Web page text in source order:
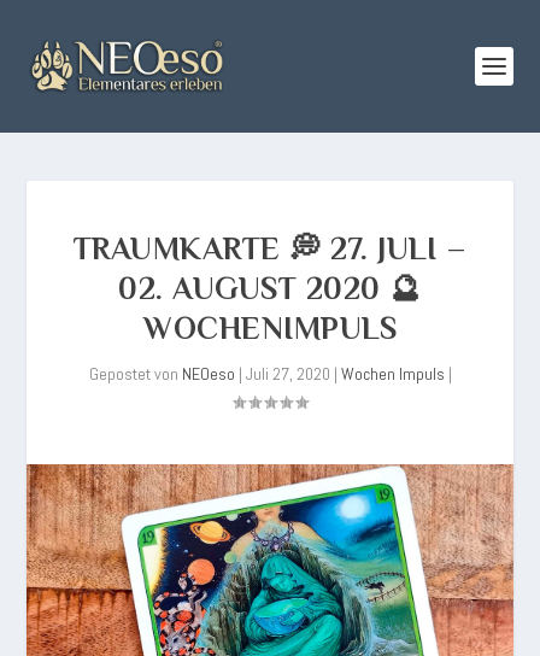
TRAUMKARTE 💭 27. JULI –
02. AUGUST 2020 🔮
WOCHENIMPULS
Gepostet von NEOeso | Juli 27, 2020 | Wochen Impuls |